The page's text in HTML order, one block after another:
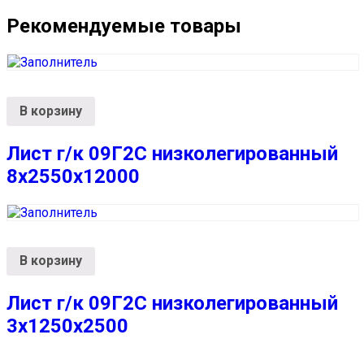
Рекомендуемые товары
В корзину
Лист г/к 09Г2С низколегированный
8х2550х12000
В корзину
Лист г/к 09Г2С низколегированный
3х1250х2500